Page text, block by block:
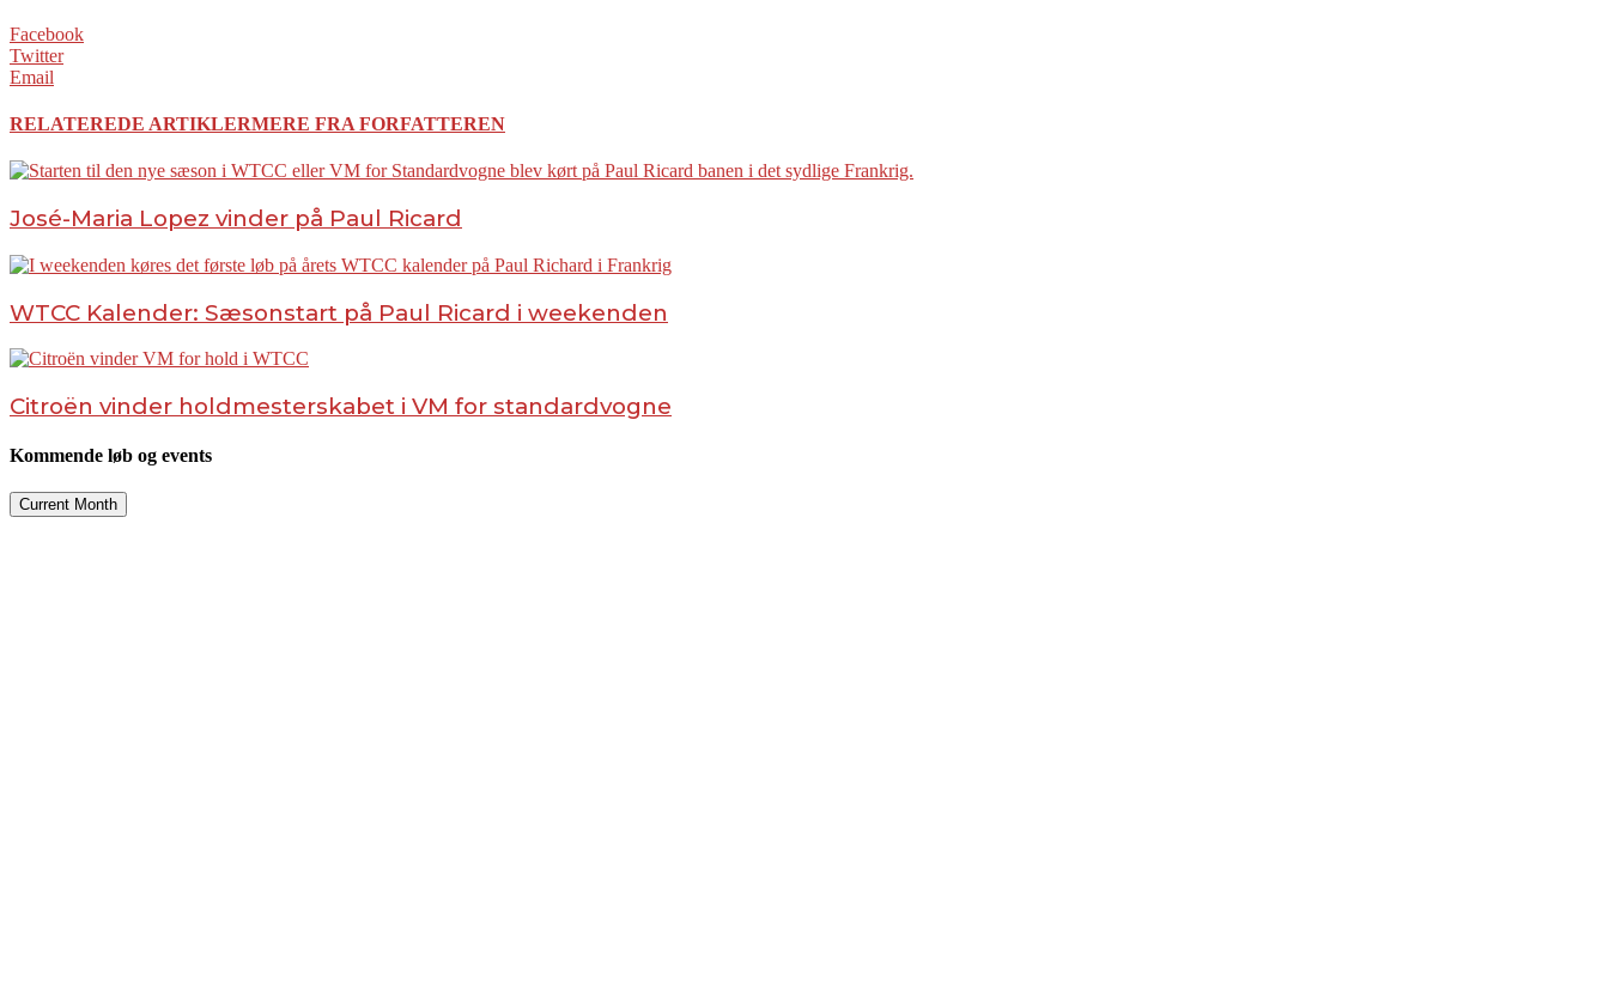
Facebook
Twitter
Email
RELATEREDE ARTIKLERMERE FRA FORFATTEREN
José-Maria Lopez vinder på Paul Ricard
WTCC Kalender: Sæsonstart på Paul Ricard i weekenden
Citroën vinder holdmesterskabet i VM for standardvogne
Kommende løb og events
Current Month